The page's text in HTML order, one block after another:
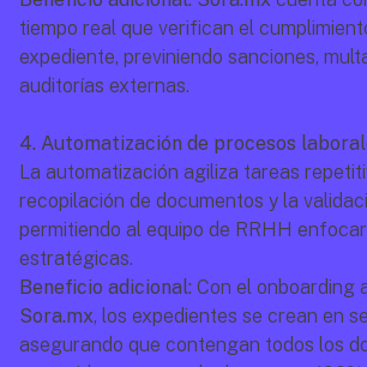
tiempo real que verifican el
expediente, previniendo sanciones,
auditorías externas.
4. Automatización de procesos
La automatización agiliza tareas
recopilación de documentos y la
permitiendo al equipo de RRHH
estratégicas.
Beneficio adicional:
Sora.mx, los expedientes se crean en
asegurando que contengan todos los